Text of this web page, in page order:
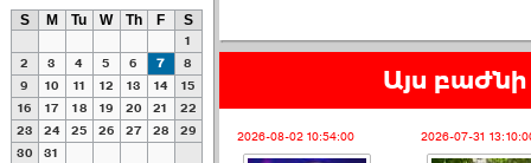
ՀԱՅԱՊԱՀՊԱՆՈՒԹԻՒՆ՝
ՀԱՒԱՏՔԻ ԵՒ
ԿՐԹՈՒԹԵԱՆ
ՃԱՆԱՊԱՐՀՈՎ ›››
S M Tu W Th F S
1
2
3 4 5 6 7
8
9
10 11 12 13 14
15
16
17 18 19 20 21
22
23
24 25 26 27 28
29
30
31
Այս բաժնի
2026-08-02 10:54:00 2026-07-31